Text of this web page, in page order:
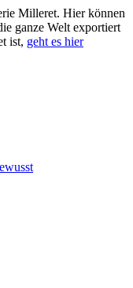
Milleret. Hier können
ganze Welt exportiert
ist, geht es hier